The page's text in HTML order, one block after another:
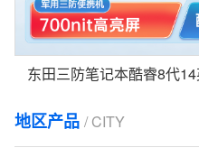
地区产品 / CITY